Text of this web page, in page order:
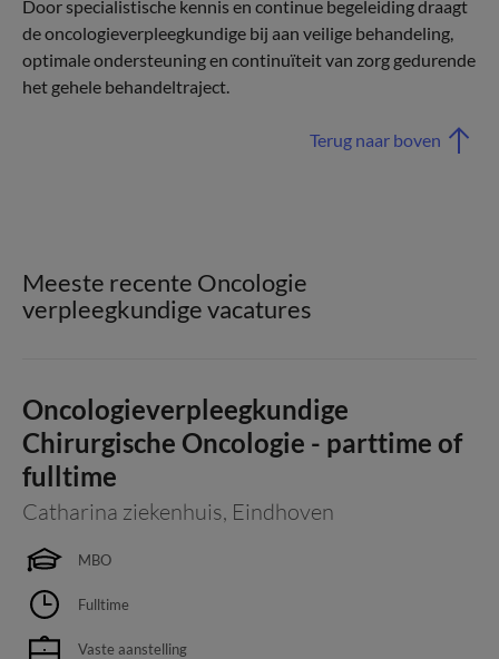
Door specialistische kennis en continue begeleiding draagt
de oncologieverpleegkundige bij aan veilige behandeling,
optimale ondersteuning en continuïteit van zorg gedurende
het gehele behandeltraject.
Terug naar boven
Meeste recente Oncologie
verpleegkundige vacatures
Oncologieverpleegkundige
Chirurgische Oncologie - parttime of
fulltime
Catharina ziekenhuis, Eindhoven
MBO
Fulltime
Vaste aanstelling